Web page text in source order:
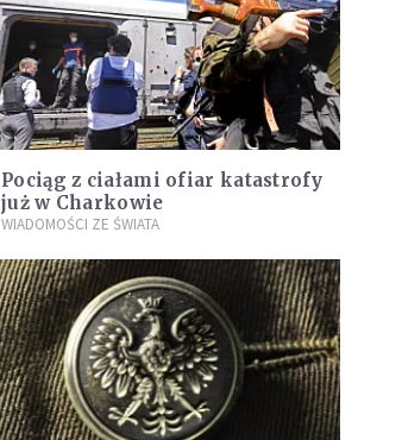
Pociąg z ciałami ofiar katastrofy
już w Charkowie
WIADOMOŚCI ZE ŚWIATA